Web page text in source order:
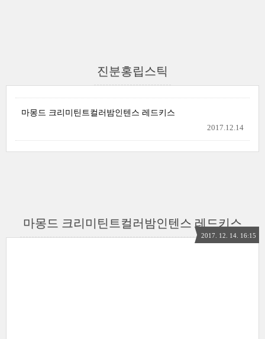
진분홍립스틱
마몽드 크리미틴트컬러밤인텐스 레드키스
2017.12.14
마몽드 크리미틴트컬러밤인텐스 레드키스
2017. 12. 14. 16:15